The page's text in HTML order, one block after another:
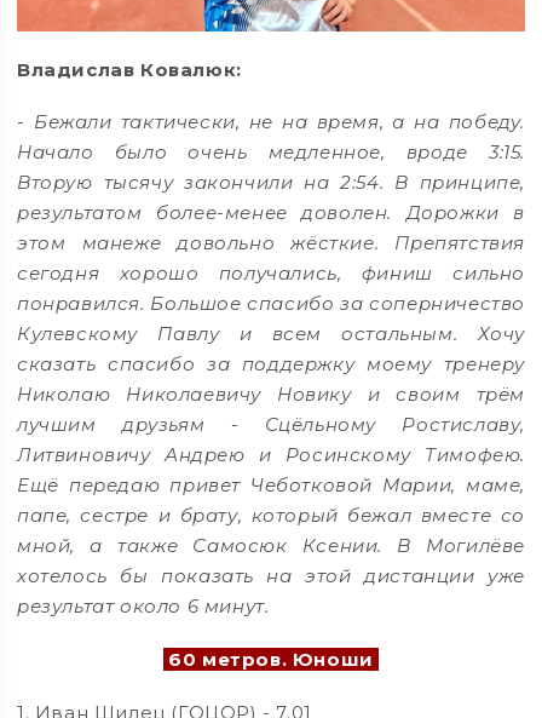
Владислав Ковалюк:
- Бежали тактически, не на время, а на победу.
Начало было очень медленное, вроде 3:15.
Вторую тысячу закончили на 2:54. В принципе,
результатом более-менее доволен. Дорожки в
этом манеже довольно жёсткие. Препятствия
сегодня хорошо получались, финиш сильно
понравился. Большое спасибо за соперничество
Кулевскому Павлу и всем остальным. Хочу
сказать спасибо за поддержку моему тренеру
Николаю Николаевичу Новику и своим трём
лучшим друзьям - Сцёльному Ростиславу,
Литвиновичу Андрею и Росинскому Тимофею.
Ещё передаю привет Чеботковой Марии, маме,
папе, сестре и брату, который бежал вместе со
мной, а также Самосюк Ксении. В Могилёве
хотелось бы показать на этой дистанции уже
результат около 6 минут.
60 метров. Юноши
1. Иван Шилец (ГОЦОР) - 7.01